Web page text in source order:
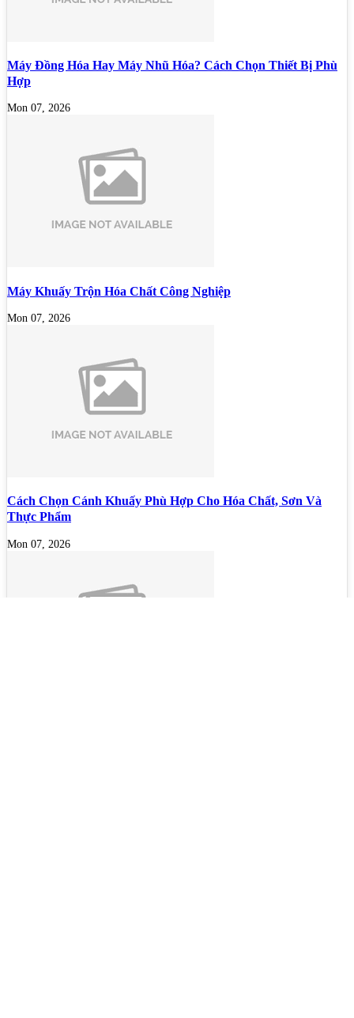
Máy Đồng Hóa Hay Máy Nhũ Hóa? Cách Chọn Thiết Bị Phù
Hợp
Mon 07, 2026
Máy Khuấy Trộn Hóa Chất Công Nghiệp
Mon 07, 2026
Cách Chọn Cánh Khuấy Phù Hợp Cho Hóa Chất, Sơn Và
Thực Phẩm
Mon 07, 2026